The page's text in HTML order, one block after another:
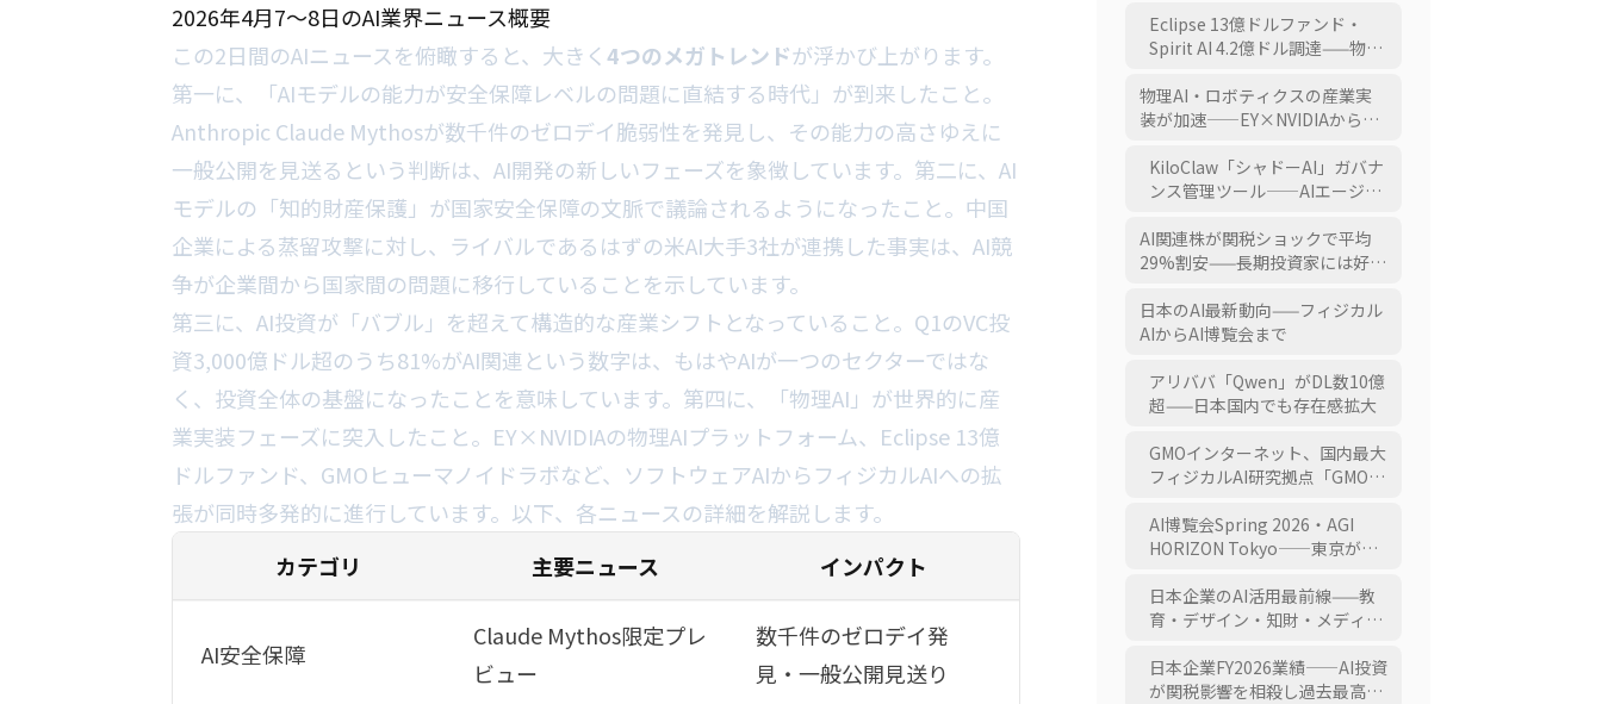
2026年4月7〜8日のAI業界ニュース概要
この2日間のAIニュースを俯瞰すると、大きく 4つのメガトレンドが浮かび上がります。
第一に、「AIモデルの能力が安全保障レベルの問題に直結する時代」が到来したこと。
Anthropic Claude Mythosが数千件のゼロデイ脆弱性を発見し、その能力の高さゆえに
一般公開を見送るという判断は、AI開発の新しいフェーズを象徴しています。第二に、AI
モデルの「知的財産保護」が国家安全保障の文脈で議論されるようになったこと。中国
企業による蒸留攻撃に対し、ライバルであるはずの米AI大手3社が連携した事実は、AI競
争が企業間から国家間の問題に移行していることを示しています。
第三に、AI投資が「バブル」を超えて構造的な産業シフトとなっていること。Q1のVC投
資3,000億ドル超のうち81%がAI関連という数字は、もはやAIが一つのセクターではな
く、投資全体の基盤になったことを意味しています。第四に、「物理AI」が世界的に産
業実装フェーズに突入したこと。EY×NVIDIAの物理AIプラットフォーム、Eclipse 13億
ドルファンド、GMOヒューマノイドラボなど、ソフトウェアAIからフィジカルAIへの拡
張が同時多発的に進行しています。以下、各ニュースの詳細を解説します。
カテゴリ
主要ニュース インパクト
AI安全保障
Claude Mythos限定プレ
ビュー
数千件のゼロデイ発
見・一般公開見送り
Eclipse 13億ドルファンド・
Spirit AI 4.2億ドル調達——物理
金集中
物理AI・ロボティクスの産業実
装が加速——EY×NVIDIAからセ
KiloClaw「シャドーAI」ガバナ
ンス管理ツール——AIエージェ
AI関連株が関税ショックで平均
29%割安——長期投資家には好機
日本のAI最新動向——フィジカル
AIからAI博覧会まで
アリババ「Qwen」がDL数10億
超——日本国内でも存在感拡大
GMOインターネット、国内最大
フィジカルAI研究拠点「GMO
AI博覧会Spring 2026・AGI
HORIZON Tokyo——東京がAIイ
日本企業のAI活用最前線——教
育・デザイン・知財・メディア
日本企業FY2026業績——AI投資
が関税影響を相殺し過去最高益